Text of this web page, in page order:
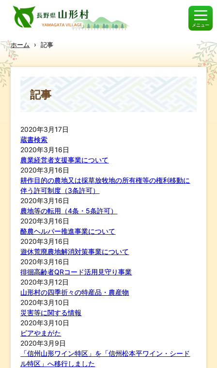
メニュー
ホーム › 記事
記事
2020年3月17日
蔵書検索
2020年3月16日
農業経営者支援事業について
2020年3月16日
耕作目的の農地又は採草放牧地の所有権等の権利移動に
伴う許可制度（3条許可）
2020年3月16日
農地等の転用（4条・5条許可）
2020年3月16日
酪農ヘルパー推進事業について
2020年3月16日
遊休荒廃農地解消対策事業について
2020年3月16日
徘徊高齢者QRコード活用見守り事業
2020年3月12日
山形村の四季折々の特産品・農産物
2020年3月10日
災害等に関する情報
2020年3月10日
ピアやまがた
2020年3月9日
「信州山形ワイン特区」を「信州松本平ワイン・シード
ル特区」へ移行しました